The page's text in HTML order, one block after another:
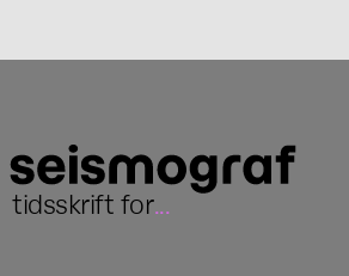
tidsskrift for...